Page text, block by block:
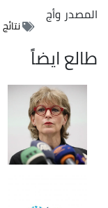
المصدروأج
نتائج
طالع ايضاً